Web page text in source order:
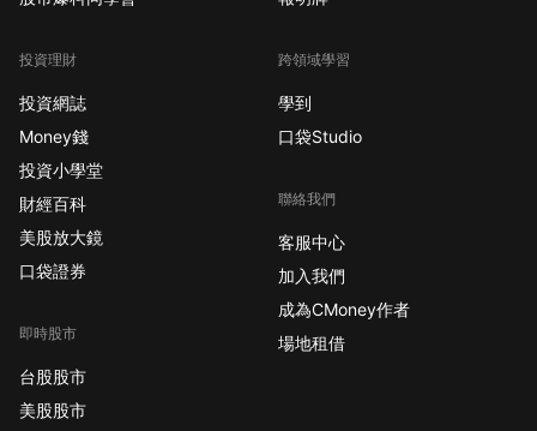
投資理財
投資網誌
Money錢
投資小學堂
財經百科
美股放大鏡
口袋證券
即時股市
台股股市
美股股市
跨領域學習
學到
口袋Studio
聯絡我們
客服中心
加入我們
成為CMoney作者
場地租借